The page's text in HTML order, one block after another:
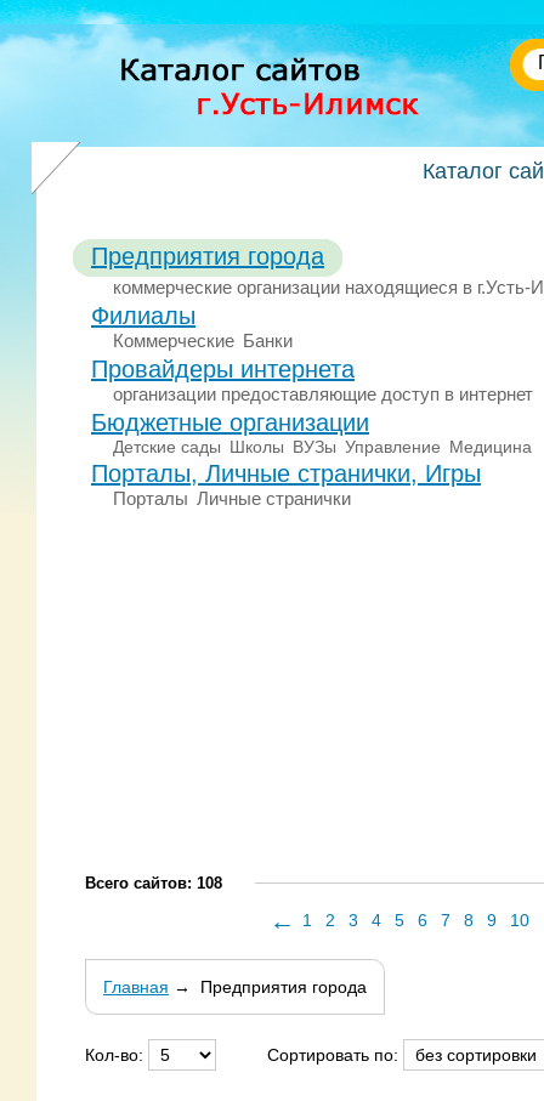
Каталог
Предприятия города
коммерческие организации находящиеся в г.Усть-
Филиалы
Коммерческие Банки
Провайдеры интернета
организации предоставляющие доступ в интернет
Бюджетные организации
Детские сады Школы ВУЗы Управление Медицина
Порталы, Личные странички, Игры
Порталы Личные странички
Всего сайтов: 108
← 1 2 3 4 5 6 7 8 9 10
Главная → Предприятия города
Кол-во: Сортировать по: